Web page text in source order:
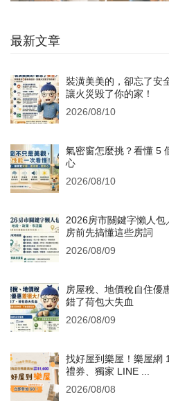
最新文章
裝潢美美的，卻忘了安
讓火災毀了你的家！
2026/08/10
氣密窗怎麼挑？看懂 5
心
2026/08/10
2026房市關鍵字懶人包
房前先搞懂這些房詞
2026/08/09
房屋稅、地價稅自住優
錯了荷包大失血
2026/08/09
找好屋到樂屋！樂屋網
禮券、獨家 LINE ...
2026/08/08